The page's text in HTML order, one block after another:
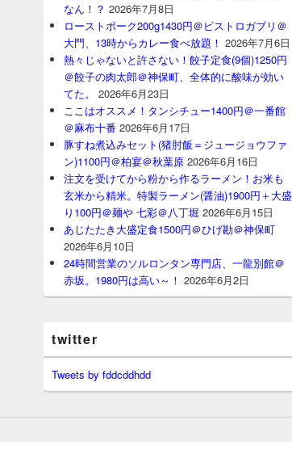
なん！？ 2026年7月8日
ローストポーク200g1430円＠ビストロガブリ＠
大門、13時からカレー食べ放題！ 2026年7月6日
熱々じゃないと許さない！餃子定食(9個)1250円
＠餃子の肉太郎＠神保町、全体的に酸味が効い
てた。
2026年6月23日
ここはオススメ！タンシチュー1400円＠一番館
＠麻布十番 2026年6月17日
豚すね煮込みセット(猪肘飯＝ジュージョウファ
ン)1100円＠柏宴＠秋葉原 2026年6月16日
注文を受けてから粉から作るラーメン！お米も
玄米から精米。特製ラーメン(醤油)1900円＋大盛
り100円＠麺や 七彩＠八丁堀 2026年6月15日
あじたたき大盛定食1500円＠ひげ勘＠神保町
2026年6月10日
24時間営業のソルロンタン専門店、一龍別館＠
赤坂。1980円は高い～！ 2026年6月2日
twitter
Tweets by fddcddhdd